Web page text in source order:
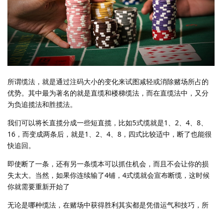
所谓缆法，就是通过注码大小的变化来试图减轻或消除赌场所占的
优势。其中最为著名的就是直缆和楼梯缆法，而在直缆法中，又分
为负追揽法和胜揽法。
我们可以将长直揽分成一些短直揽，比如5式缆就是1、2、4、8、
16，而变成两条后，就是1、2、4、8，四式比较适中，断了也能很
快追回。
即使断了一条，还有另一条缆本可以抓住机会，而且不会让你的损
失太大。当然，如果你连续输了4铺，4式缆就会宣布断缆，这时候
你就需要重新开始了
无论是哪种缆法，在赌场中获得胜利其实都是凭借运气和技巧，所